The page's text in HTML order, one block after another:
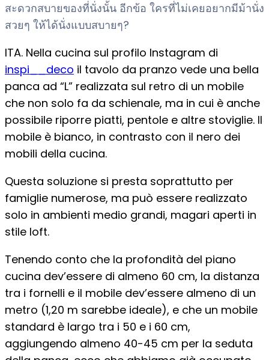
สะดวกสบายของที่นั่งนั้น อีกข้อ ใครที่ไม่เคยอยากมีม้านั่ง
สวยๆ ให้ได้นั่งแบบสบายๆ?
ITA. Nella cucina sul profilo Instagram di
inspi__deco il tavolo da pranzo vede una bella
panca ad “L” realizzata sul retro di un mobile
che non solo fa da schienale, ma in cui è anche
possibile riporre piatti, pentole e altre stoviglie. Il
mobile è bianco, in contrasto con il nero dei
mobili della cucina.
Questa soluzione si presta soprattutto per
famiglie numerose, ma può essere realizzato
solo in ambienti medio grandi, magari aperti in
stile loft.
Tenendo conto che la profondità del piano
cucina dev’essere di almeno 60 cm, la distanza
tra i fornelli e il mobile dev’essere almeno di un
metro (1,20 m sarebbe ideale), e che un mobile
standard è largo tra i 50 e i 60 cm,
aggiungendo almeno 40-45 cm per la seduta